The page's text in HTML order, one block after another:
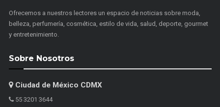
Ofrecemos a nuestros lectores un espacio de noticias sobre moda,
belleza, perfumería, cosmética, estilo de vida, salud, deporte, gourmet
y entretenimiento.
Sobre Nosotros
Ciudad de México CDMX
55 3201 3644